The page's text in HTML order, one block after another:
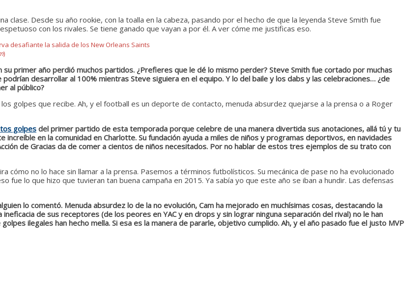
clase. Desde su año rookie, con la toalla en la cabeza, pasando por el hecho de que la leyenda Steve Smith fue
con los rivales. Se tiene ganado que vayan a por él. A ver cóme me justificas eso.
desafiante la salida de los New Orleans Saints
)
primer año perdió muchos partidos. ¿Prefieres que le dé lo mismo perder? Steve Smith fue cortado por muchas
desarrollar al 100% mientras Steve siguiera en el equipo. Y lo del baile y los dabs y las celebraciones… ¿de
al público?
golpes que recibe. Ah, y el football es un deporte de contacto, menuda absurdez quejarse a la prensa o a Roger
golpes del primer partido de esta temporada porque celebre de una manera divertida sus anotaciones, allá tú y tu
en la comunidad en Charlotte. Su fundación ayuda a miles de niños y programas deportivos, en navidades
de Gracias da de comer a cientos de niños necesitados. Por no hablar de estos tres ejemplos de su trato con
cómo no lo hace sin llamar a la prensa. Pasemos a términos futbolísticos. Su mecánica de pase no ha evolucionado
fue lo que hizo que tuvieran tan buena campaña en 2015. Ya sabía yo que este año se iban a hundir. Las defensas
lo comentó. Menuda absurdez lo de la no evolución, Cam ha mejorado en muchísimas cosas, destacando la
de sus receptores (de los peores en YAC y en drops y sin lograr ninguna separación del rival) no le han
ilegales han hecho mella. Si esa es la manera de pararle, objetivo cumplido. Ah, y el año pasado fue el justo MVP